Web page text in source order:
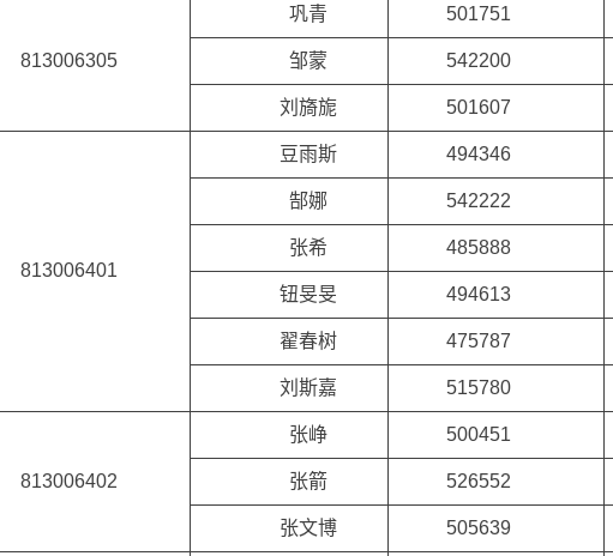
813006305
巩青 501751
邹蒙 542200
刘旖旎 501607
813006401
豆雨斯 494346
郜娜 542222
张希 485888
钮旻旻 494613
翟春树 475787
刘斯嘉 515780
813006402
张峥 500451
张箭 526552
张文博 505639